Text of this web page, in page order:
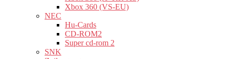
Xbox 360 (VS-EU)
NEC
Hu-Cards
CD-ROM2
Super cd-rom 2
SNK